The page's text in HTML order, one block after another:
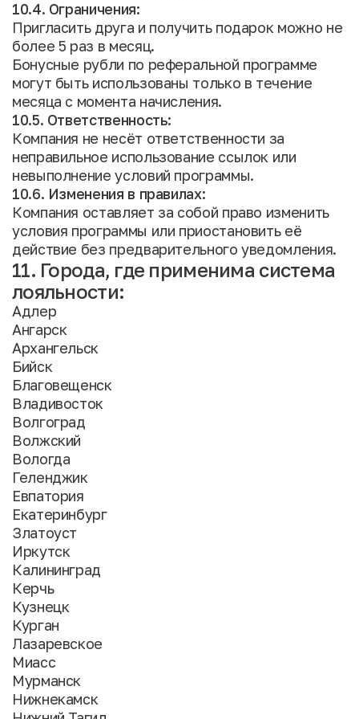
10.4. Ограничения:
Пригласить друга и получить подарок можно не
более 5 раз в месяц.
Бонусные рубли по реферальной программе
могут быть использованы только в течение
месяца с момента начисления.
10.5. Ответственность:
Компания не несёт ответственности за
неправильное использование ссылок или
невыполнение условий программы.
10.6. Изменения в правилах:
Компания оставляет за собой право изменить
условия программы или приостановить её
действие без предварительного уведомления.
11. Города, где применима система
лояльности:
Адлер
Ангарск
Архангельск
Бийск
Благовещенск
Владивосток
Волгоград
Волжский
Вологда
Геленджик
Евпатория
Екатеринбург
Златоуст
Иркутск
Калининград
Керчь
Кузнецк
Курган
Лазаревское
Миасс
Мурманск
Нижнекамск